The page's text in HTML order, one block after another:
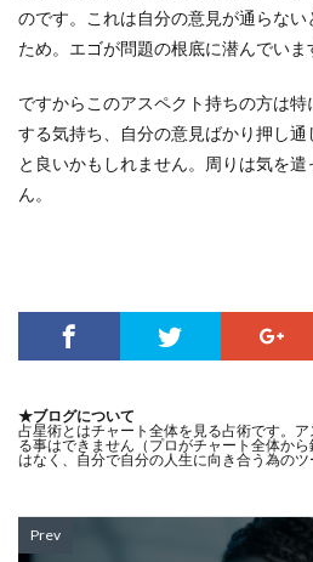
のです。これは自分の意見が通らない
ため。エゴが問題の根底に潜んでいま
ですからこのアスペクト持ちの方は
する気持ち、自分の意見ばかり押し
と良いかもしれません。周りは気を
ん。
★ブログについて
占星術とはチャート全体を見る占術です。
る事はできません（プロがチャート全体か
はなく、自分で自分の人生に向き合う為のツ
Prev